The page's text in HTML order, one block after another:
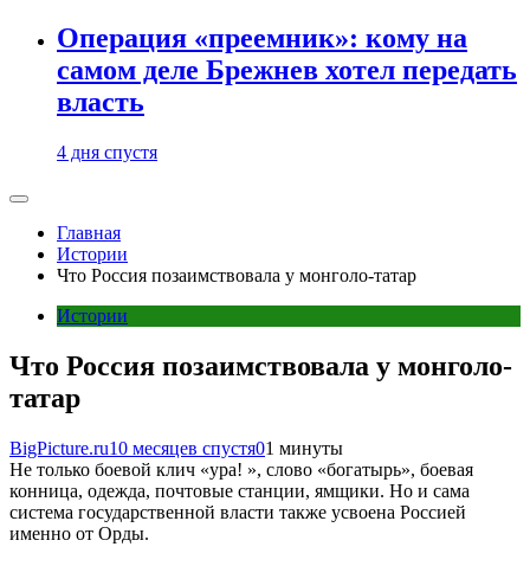
Операция «преемник»: кому на
самом деле Брежнев хотел передать
власть
4 дня спустя
Главная
Истории
Что Россия позаимствовала у монголо-татар
Истории
Что Россия позаимствовала у монголо-
татар
BigPicture.ru10 месяцев спустя01 минуты
Не только боевой клич «ура! », слово «богатырь», боевая
конница, одежда, почтовые станции, ямщики. Но и сама
система государственной власти также усвоена Россией
именно от Орды.